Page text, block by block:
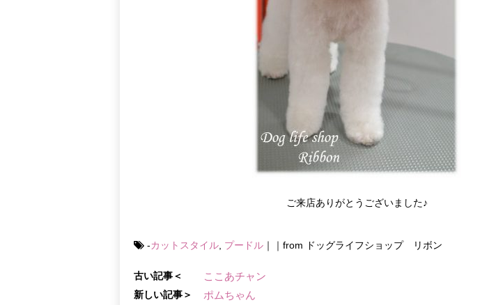
ご来店ありがとうございました♪
-カットスタイル プードル ｜｜from ドッグライフショップ リボン
古い記事＜ ここあチャン
新しい記事＞ ポムちゃん